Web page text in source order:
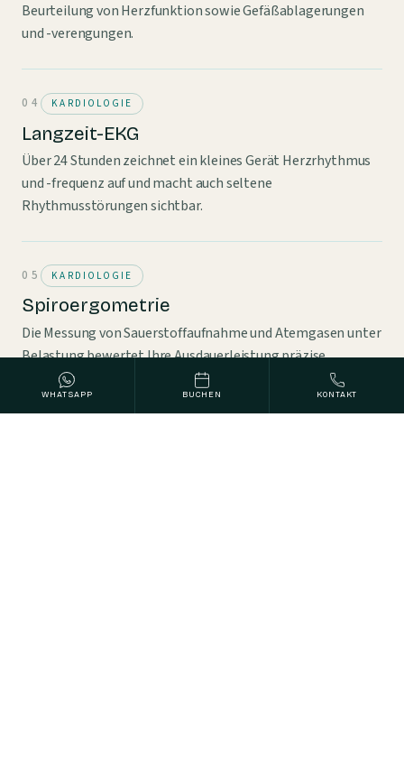
Beurteilung von Herzfunktion sowie Gefäßablagerungen
und -verengungen.
KARDIOLOGIE
Langzeit-EKG
Über 24 Stunden zeichnet ein kleines Gerät Herzrhythmus
und -frequenz auf und macht auch seltene
Rhythmusstörungen sichtbar.
KARDIOLOGIE
Spiroergometrie
Die Messung von Sauerstoffaufnahme und Atemgasen unter
Belastung bewertet Ihre Ausdauerleistung präzise.
WHATSAPP BUCHEN KONTAKT